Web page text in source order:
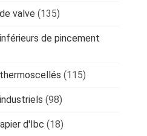
valve (135)
de pincement
(115)
(98)
d'Ibc (18)